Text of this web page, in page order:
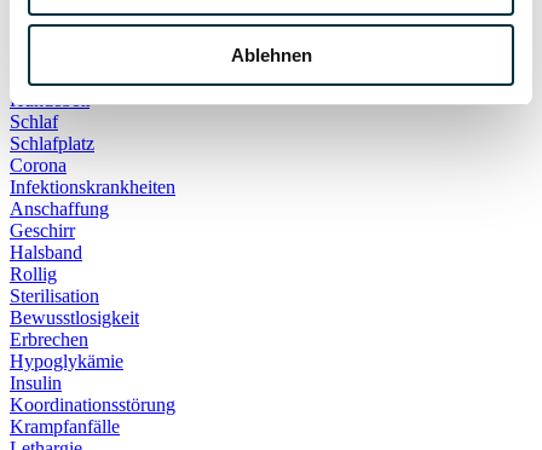
Ablehnen
Leckerlies
Leinenführigkeit
Schmerzen
Hundebett
Schlaf
Schlafplatz
Corona
Infektionskrankheiten
Anschaffung
Geschirr
Halsband
Rollig
Sterilisation
Bewusstlosigkeit
Erbrechen
Hypoglykämie
Insulin
Koordinationsstörung
Krampfanfälle